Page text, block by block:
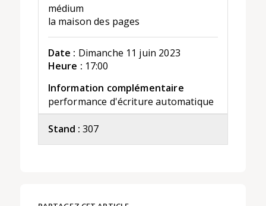
médium
la maison des pages
Date : Dimanche 11 juin 2023
Heure : 17:00
Information complémentaire
performance d'écriture automatique
Stand : 307